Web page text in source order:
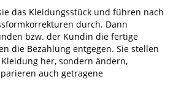
das Kleidungsstück und führen nach
durch. Dann
bzw. der Kundin die fertige
die Bezahlung entgegen. Sie stellen
her, sondern ändern,
auch getragene